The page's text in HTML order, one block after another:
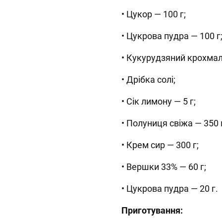
• Цукор — 100 г;
• Цукрова пудра — 100 г;
• Кукурудзяний
• Дрібка солі;
• Сік лимону — 5 г;
• Полуниця свіжа — 350
• Крем сир — 300 г;
• Вершки 33% — 60 г;
• Цукрова пудра — 20 г.
Приготування: